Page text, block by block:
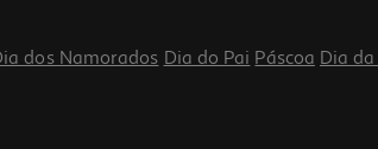
dos Namorados Dia do Pai Páscoa Dia